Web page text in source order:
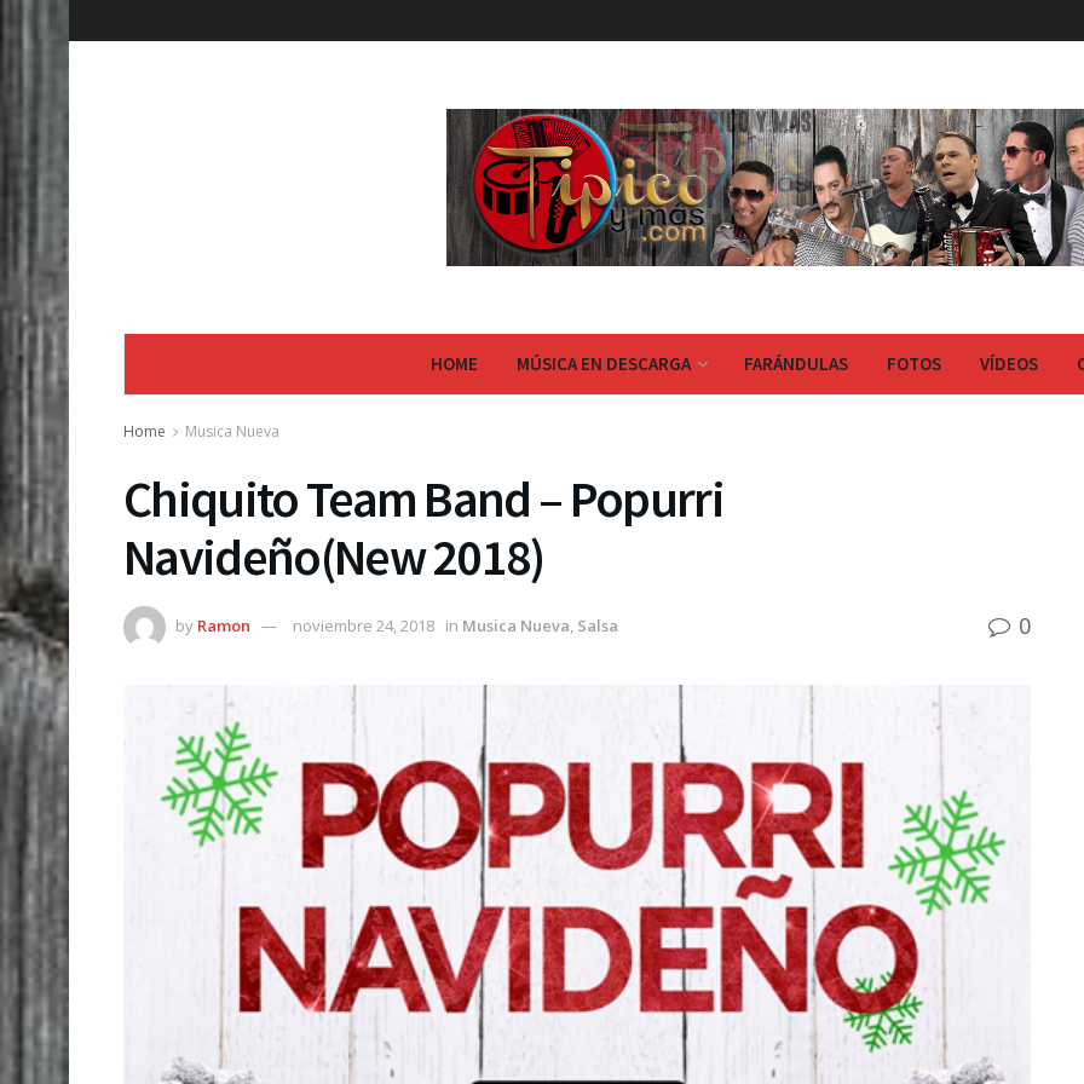
HOME MÚSICA EN DESCARGA FARÁNDULAS FOTOS VÍDEOS
Home Musica Nueva
Chiquito Team Band – Popurri
Navideño(New 2018)
by Ramon noviembre 24, 2018 in Musica Nueva, Salsa 0